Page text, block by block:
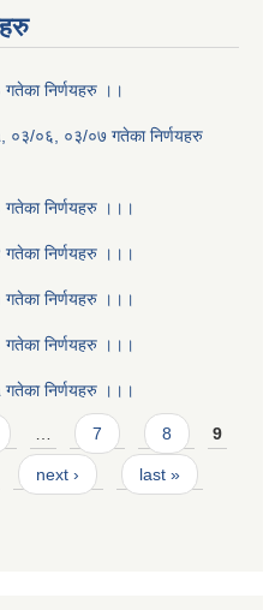
गतेका निर्णयहरु ।।
०३/०६, ०३/०७ गतेका निर्णयहरु
गतेका निर्णयहरु ।।।
गतेका निर्णयहरु ।।।
गतेका निर्णयहरु ।।।
गतेका निर्णयहरु ।।।
गतेका निर्णयहरु ।।।
… 7 8 9
next › last »